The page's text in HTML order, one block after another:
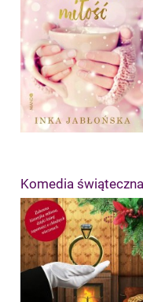
Komedia świąteczna